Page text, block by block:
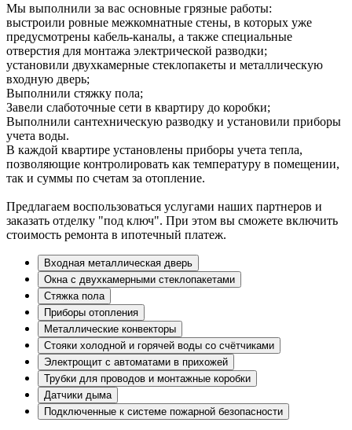
Мы выполнили за вас основные грязные работы:
выстроили ровные межкомнатные стены, в которых уже
предусмотрены кабель-каналы, а также специальные
отверстия для монтажа электрической разводки;
установили двухкамерные стеклопакеты и металлическую
входную дверь;
Выполнили стяжку пола;
Завели слаботочные сети в квартиру до коробки;
Выполнили сантехническую разводку и установили приборы
учета воды.
В каждой квартире установлены приборы учета тепла,
позволяющие контролировать как температуру в помещении,
так и суммы по счетам за отопление.
Предлагаем воспользоваться услугами наших партнеров и
заказать отделку "под ключ". При этом вы сможете включить
стоимость ремонта в ипотечный платеж.
Входная металлическая дверь
Окна с двухкамерными стеклопакетами
Стяжка пола
Приборы отопления
Металлические конвекторы
Стояки холодной и горячей воды со счётчиками
Электрощит с автоматами в прихожей
Трубки для проводов и монтажные коробки
Датчики дыма
Подключенные к системе пожарной безопасности